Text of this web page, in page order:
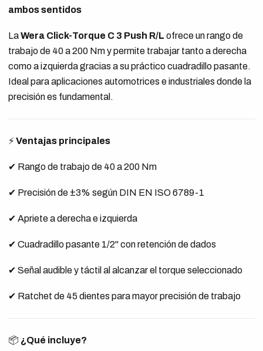
ambos sentidos
LaWera Click-Torque C 3 Push R/L ofrece un rango de
trabajo de 40 a 200 Nm y permite trabajar tanto a derecha
como a izquierda gracias a su práctico cuadradillo pasante.
Ideal para aplicaciones automotrices e industriales donde la
precisión es fundamental.
⚡Ventajas principales
✔ Rango de trabajo de 40 a 200 Nm
✔ Precisión de ±3% según DIN EN ISO 6789-1
✔ Apriete a derecha e izquierda
✔ Cuadradillo pasante 1/2" con retención de dados
✔ Señal audible y táctil al alcanzar el torque seleccionado
✔ Ratchet de 45 dientes para mayor precisión de trabajo
📦 ¿Qué incluye?